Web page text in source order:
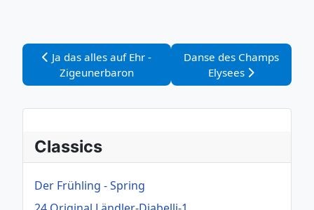
Vorheriger Beitrag: Ja das alles auf Ehr -
Ja das alles auf Ehr -
Zigeunerbaron
Nächster Beitrag: Danse
Danse des Champs
Elysees
Classics
Der Frühling - Spring